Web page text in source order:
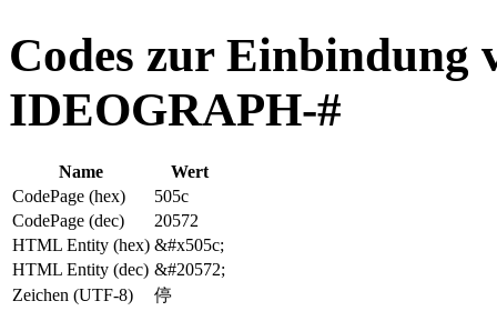
Codes zur
IDEOGRAPH-#
Name
Wert
CodePage (hex)
505c
CodePage (dec)
20572
HTML Entity (hex) &#x505c;
HTML Entity (dec) &#20572;
Zeichen (UTF-8)
停